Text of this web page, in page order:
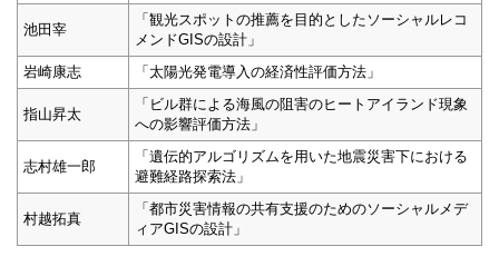
池田宰
「観光スポットの推薦を目的としたソーシャルレコ
メンドGISの設計」
岩崎康志
「太陽光発電導入の経済性評価方法」
指山昇太
「ビル群による海風の阻害のヒートアイランド現象
への影響評価方法」
志村雄一郎
「遺伝的アルゴリズムを用いた地震災害下における
避難経路探索法」
村越拓真
「都市災害情報の共有支援のためのソーシャルメデ
ィアGISの設計」